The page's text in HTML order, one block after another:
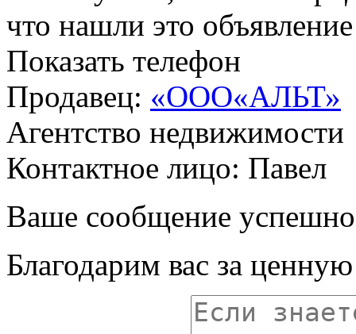
что нашли это
Показать телефон
Продавец: «ООО«АЛЬТ»
Агентство недвижимости
Контактное лицо: Павел
Ваше сообщение успешно
Благодарим вас за